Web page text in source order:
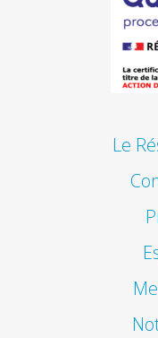
Le